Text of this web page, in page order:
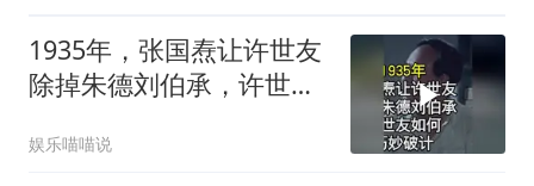
1935年，张国焘让许世友
除掉朱德刘伯承，许世友
娱乐喵喵说